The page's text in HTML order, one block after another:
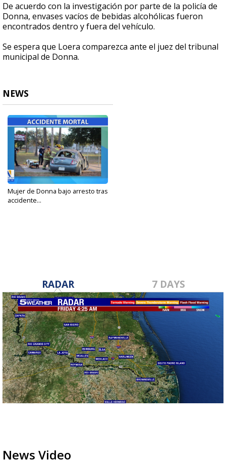
De acuerdo con la investigación por parte de la policía de
Donna, envases vacíos de bebidas alcohólicas fueron
encontrados dentro y fuera del vehículo.
Se espera que Loera comparezca ante el juez del tribunal
municipal de Donna.
NEWS
Mujer de Donna bajo arresto tras
accidente...
RADAR 7 DAYS
News Video